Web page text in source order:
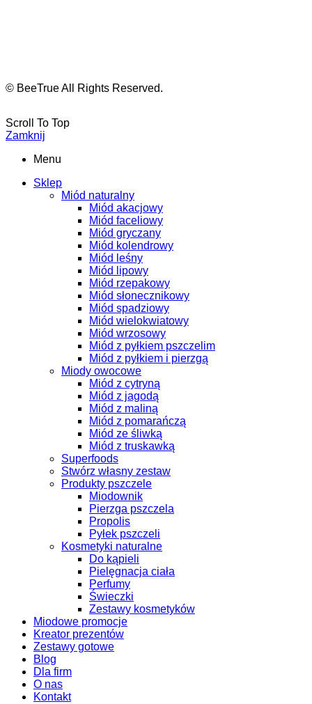
© BeeTrue All Rights Reserved.
Scroll To Top
Zamknij
Menu
Sklep
Miód naturalny
Miód akacjowy
Miód faceliowy
Miód gryczany
Miód kolendrowy
Miód leśny
Miód lipowy
Miód rzepakowy
Miód słonecznikowy
Miód spadziowy
Miód wielokwiatowy
Miód wrzosowy
Miód z pyłkiem pszczelim
Miód z pyłkiem i pierzgą
Miody owocowe
Miód z cytryną
Miód z jagodą
Miód z maliną
Miód z pomarańczą
Miód ze śliwką
Miód z truskawką
Superfoods
Stwórz własny zestaw
Produkty pszczele
Miodownik
Pierzga pszczela
Propolis
Pyłek pszczeli
Kosmetyki naturalne
Do kąpieli
Pielęgnacja ciała
Perfumy
Świeczki
Zestawy kosmetyków
Miodowe promocje
Kreator prezentów
Zestawy gotowe
Blog
Dla firm
O nas
Kontakt